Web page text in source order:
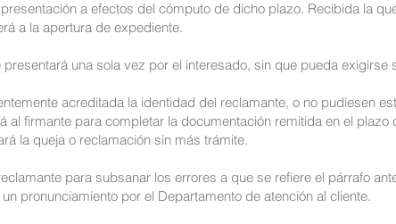
a efectos del cómputo de dicho plazo. Recibida la
a la apertura de expediente.
una sola vez por el interesado, sin que pueda
acreditada la identidad del reclamante, o no pudiesen
al firmante para completar la documentación remitida en el
la queja o reclamación sin más trámite.
para subsanar los errores a que se refiere el párrafo
pronunciamiento por el Departamento de atención al cliente.